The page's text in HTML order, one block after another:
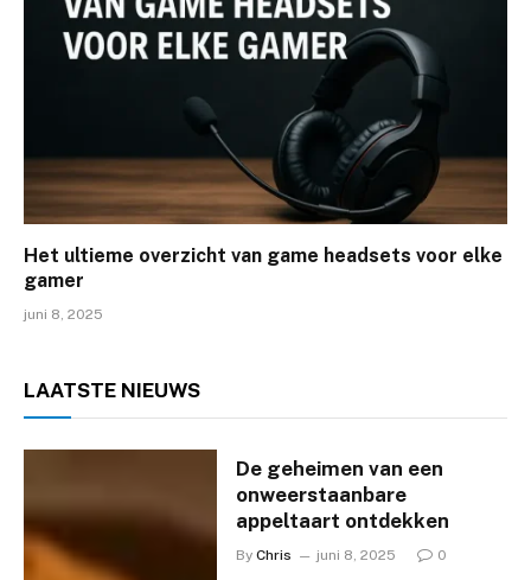
Het ultieme overzicht van game headsets voor elke
gamer
juni 8, 2025
LAATSTE NIEUWS
De geheimen van een
onweerstaanbare
appeltaart ontdekken
By Chris juni 8, 2025 0